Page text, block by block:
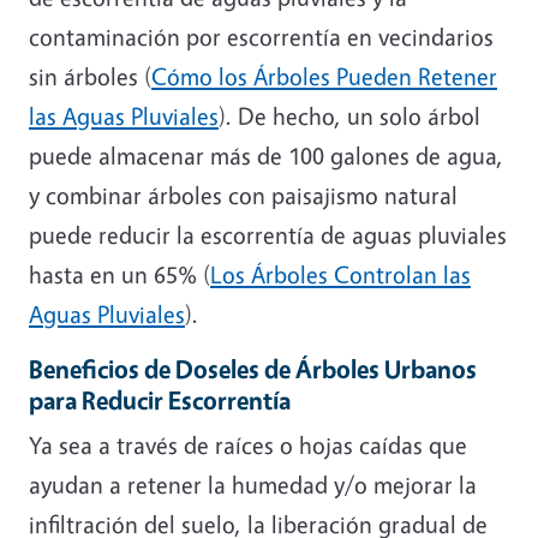
contaminación por escorrentía en vecindarios
sin árboles (Cómo los Árboles Pueden Retener
las Aguas Pluviales). De hecho, un solo árbol
puede almacenar más de 100 galones de agua,
y combinar árboles con paisajismo natural
puede reducir la escorrentía de aguas pluviales
hasta en un 65% (Los Árboles Controlan las
Aguas Pluviales).
Beneficios de Doseles de Árboles Urbanos
para Reducir Escorrentía
Ya sea a través de raíces o hojas caídas que
ayudan a retener la humedad y/o mejorar la
infiltración del suelo, la liberación gradual de